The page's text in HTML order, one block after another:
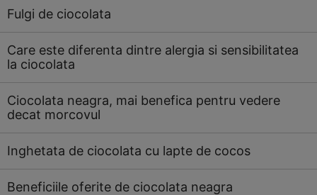
Fulgi de ciocolata
Care este diferenta dintre alergia si sensibilitatea
la ciocolata
Ciocolata neagra, mai benefica pentru vedere
decat morcovul
Inghetata de ciocolata cu lapte de cocos
Beneficiile oferite de ciocolata neagra